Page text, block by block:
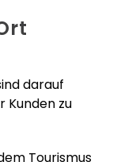
darauf
Kunden zu
Tourismus